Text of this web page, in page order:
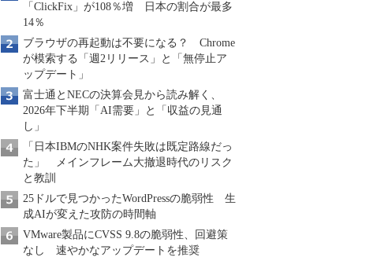
「ClickFix」が108％増 日本の割合が最多
14％
ブラウザの再起動は不要になる？ Chrome
が模索する「週2リリース」と「無停止ア
ップデート」
富士通とNECの決算会見から読み解く、
2026年下半期「AI需要」と「収益の見通
し」
「日本IBMのNHK案件失敗は既定路線だっ
た」 メインフレーム大撤退時代のリスク
と教訓
25ドルで見つかったWordPressの脆弱性 生
成AIが変えた攻防の時間軸
VMware製品にCVSS 9.8の脆弱性、回避策
なし 速やかなアップデートを推奨